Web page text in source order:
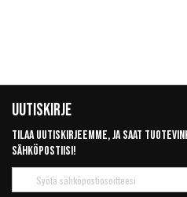
Uutiskirje
Tilaa uutiskirjeemme, ja saat
sähköpostiisi!
uutiskirje